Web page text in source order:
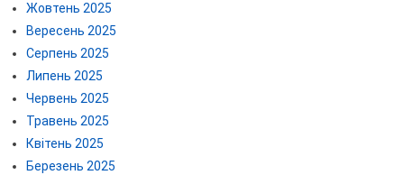
Жовтень 2025
Вересень 2025
Серпень 2025
Липень 2025
Червень 2025
Травень 2025
Квітень 2025
Березень 2025